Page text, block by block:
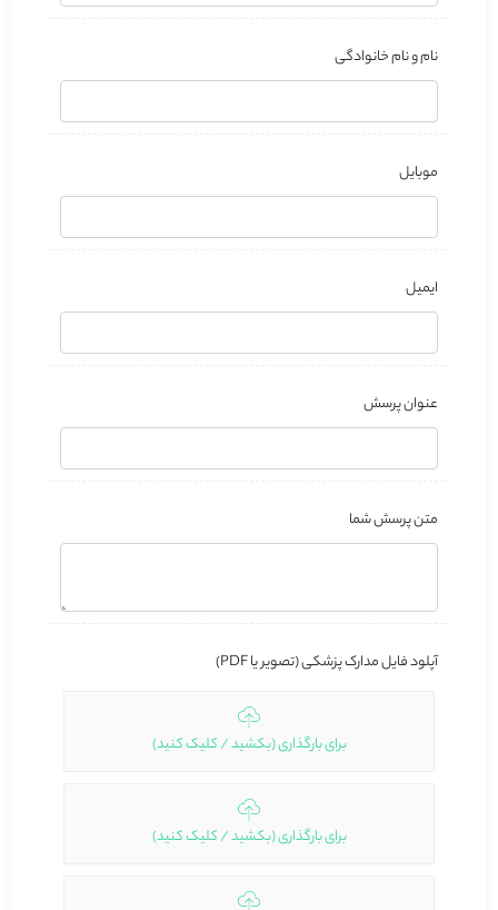
نام و نام خانوادگی
موبایل
ایمیل
عنوان پرسش
متن پرسش شما
آپلود فایل مدارک پزشکی (تصویر یا PDF)
برای بارگذاری (بکشید / کلیک کنید)
برای بارگذاری (بکشید / کلیک کنید)